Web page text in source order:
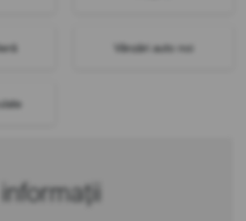
Vânzări auto noi